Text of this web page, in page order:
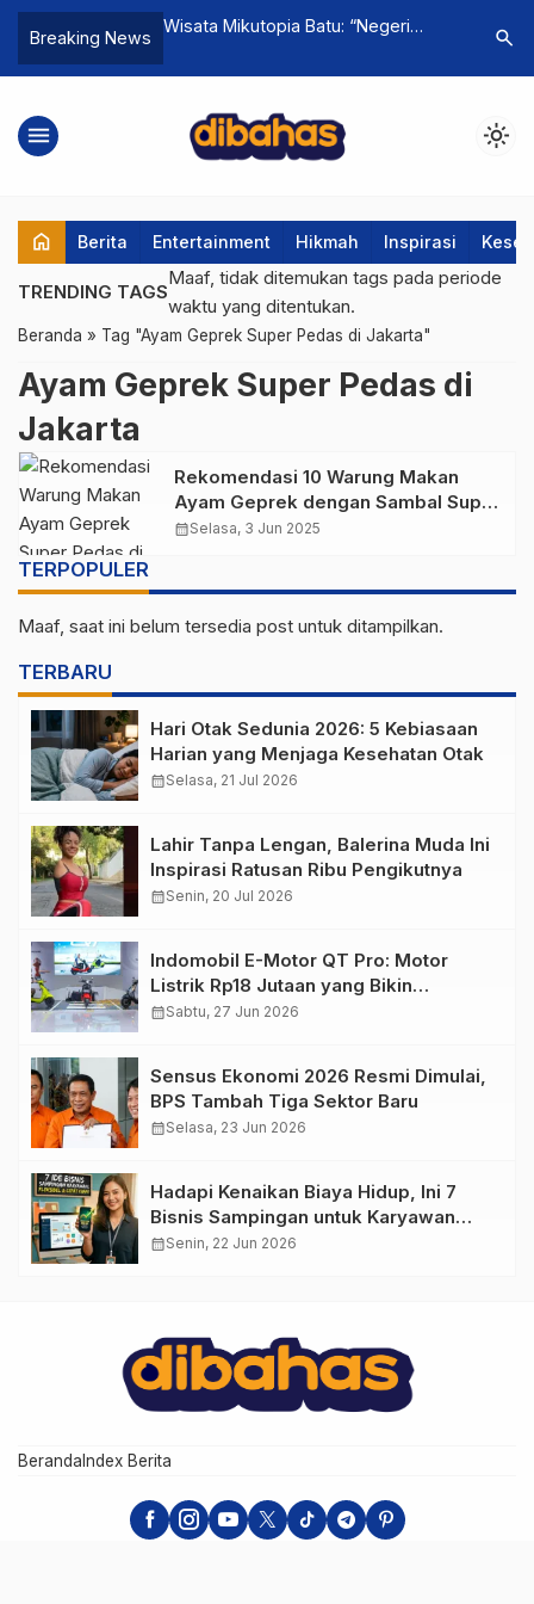
Breaking News
Lewat
Wisata Mikutopia Batu: “Negeri
Arjuno
Resep
Frozen
search
menu light_mode
home Berita Entertainment Hikmah Inspirasi
TRENDING TAGS
Maaf, tidak ditemukan tags pada periode
waktu yang ditentukan.
Beranda » Tag "Ayam Geprek Super Pedas di Jakarta"
Ayam Geprek Super Pedas di
Jakarta
Rekomendasi 10 Warung Makan
Ayam Geprek dengan Sambal Super
Pedas di Jakarta
calendar_monthSelasa, 3 Jun 2025
TERPOPULER
Maaf, saat ini belum tersedia post untuk ditampilkan.
TERBARU
Hari Otak Sedunia 2026: 5 Kebiasaan
Harian yang Menjaga Kesehatan Otak
calendar_monthSelasa, 21 Jul 2026
Lahir Tanpa Lengan, Balerina Muda Ini
Inspirasi Ratusan Ribu Pengikutnya
calendar_monthSenin, 20 Jul 2026
Indomobil E-Motor QT Pro: Motor
Listrik Rp18 Jutaan yang Bikin
Penasaran
calendar_monthSabtu, 27 Jun 2026
Sensus Ekonomi 2026 Resmi Dimulai,
BPS Tambah Tiga Sektor Baru
calendar_monthSelasa, 23 Jun 2026
Hadapi Kenaikan Biaya Hidup, Ini 7
Bisnis Sampingan untuk Karyawan
yang Waktunya Sempit
calendar_monthSenin, 22 Jun 2026
Beranda Index Berita